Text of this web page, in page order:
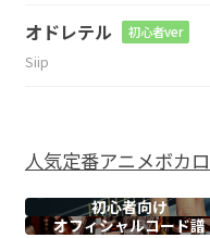
オドレテル 初心者ver
Siip
人気定番アニメボカロ
初心者向け
オフィシャルコード譜